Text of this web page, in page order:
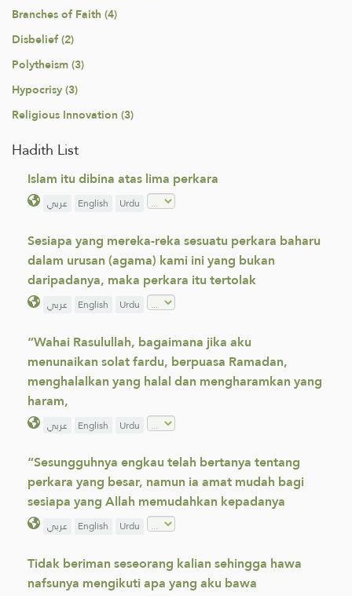
Branches of Faith (4)
Disbelief (2)
Polytheism (3)
Hypocrisy (3)
Religious Innovation (3)
Hadith List
Islam itu dibina atas lima perkara
عربي English Urdu
Sesiapa yang mereka-reka sesuatu perkara baharu
dalam urusan (agama) kami ini yang bukan
daripadanya, maka perkara itu tertolak
عربي English Urdu
“Wahai Rasulullah, bagaimana jika aku
menunaikan solat fardu, berpuasa Ramadan,
menghalalkan yang halal dan mengharamkan yang
haram,
عربي English Urdu
“Sesungguhnya engkau telah bertanya tentang
perkara yang besar, namun ia amat mudah bagi
sesiapa yang Allah memudahkan kepadanya
عربي English Urdu
Tidak beriman seseorang kalian sehingga hawa
nafsunya mengikuti apa yang aku bawa